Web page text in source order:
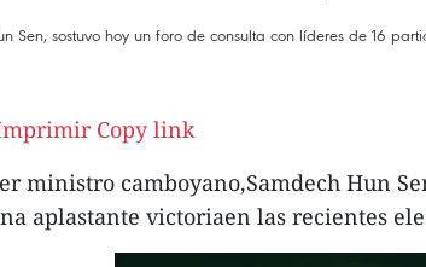
Sen, sostuvo hoy un foro de consulta con líderes de 16
Copy link
ministro camboyano,Samdech Hun
aplastante victoriaen las recientes